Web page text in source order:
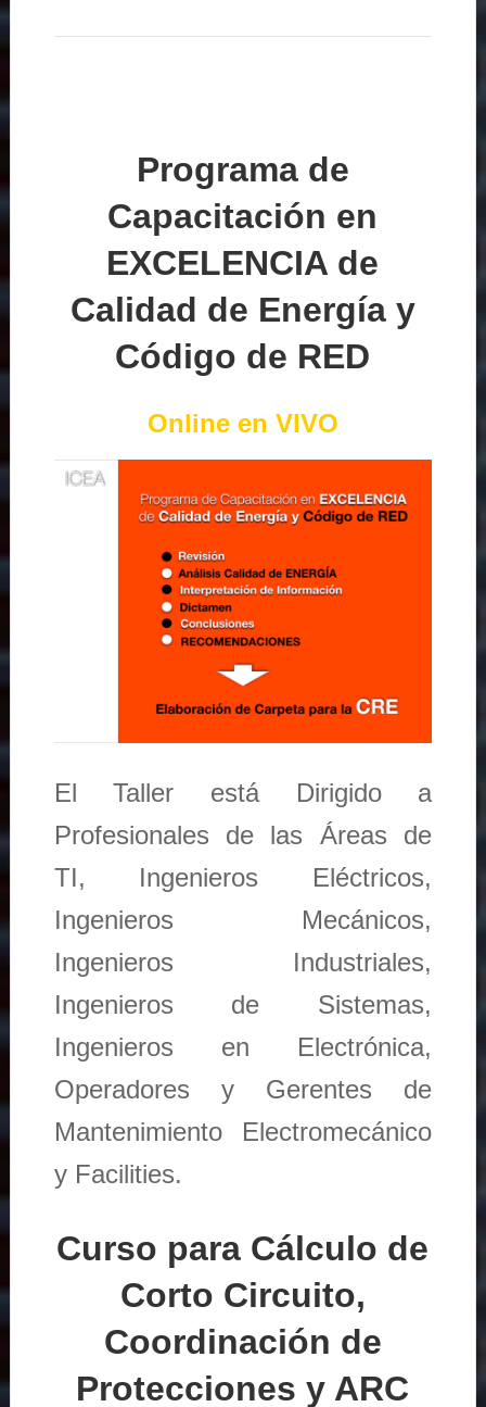
Programa de
Capacitación en
EXCELENCIA de
Calidad de Energía y
Código de RED
Online en VIVO
El Taller está Dirigido a
Profesionales de las Áreas de
TI, Ingenieros Eléctricos,
Ingenieros Mecánicos,
Ingenieros Industriales,
Ingenieros de Sistemas,
Ingenieros en Electrónica,
Operadores y Gerentes de
Mantenimiento Electromecánico
y Facilities.
Curso para Cálculo de
Corto Circuito,
Coordinación de
Protecciones y ARC